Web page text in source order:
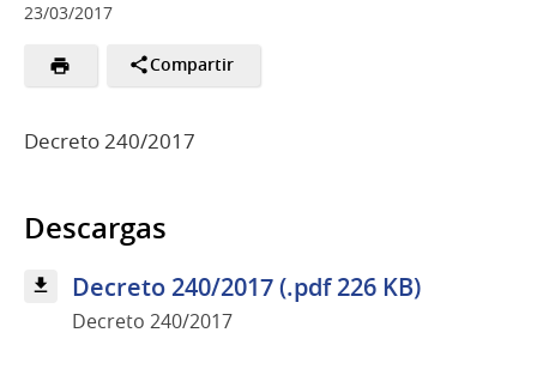
23/03/2017
Compartir
Decreto 240/2017
Descargas
Decreto 240/2017 (.pdf 226 KB)
Decreto 240/2017